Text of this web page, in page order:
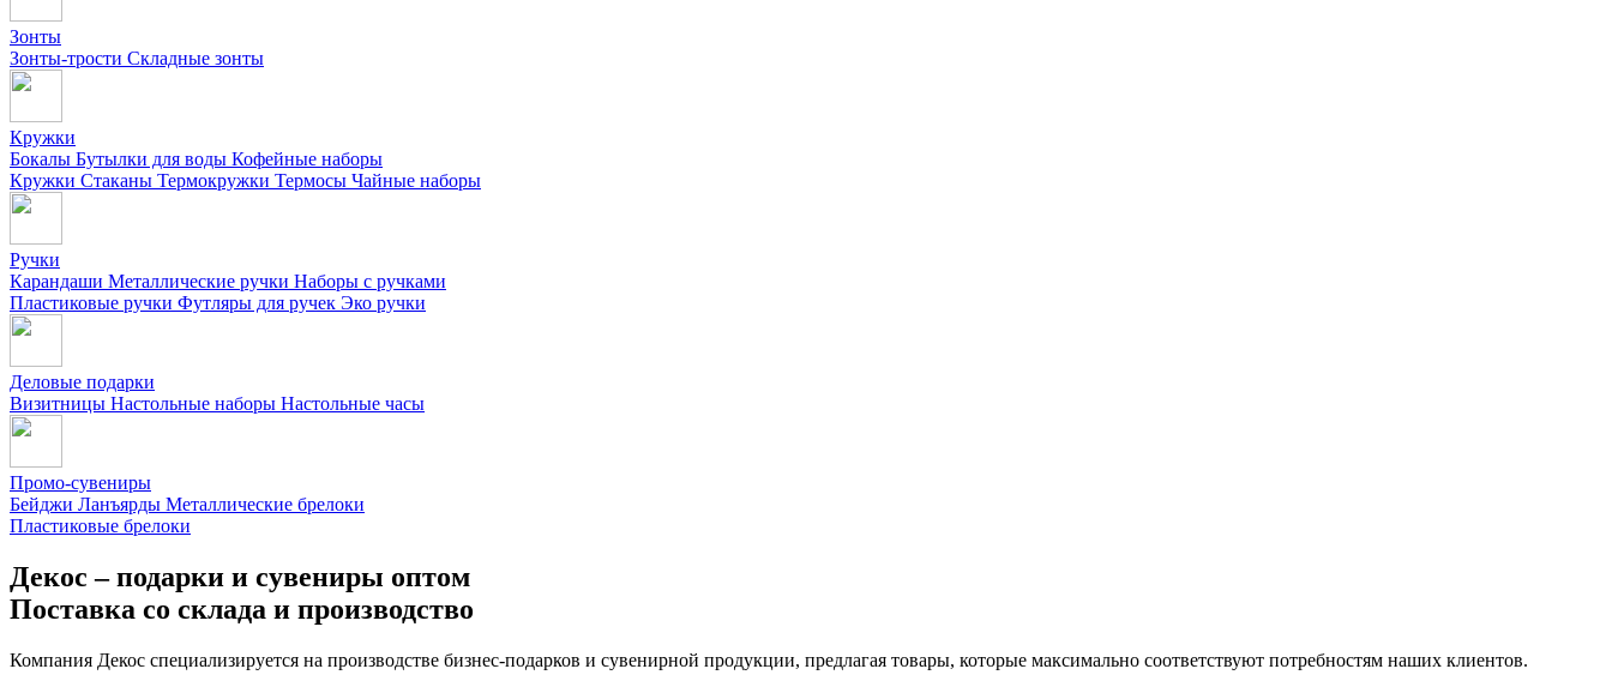
Зонты
Зонты-трости Складные зонты
Кружки
Бокалы Бутылки для воды Кофейные наборы
Кружки Стаканы Термокружки Термосы Чайные наборы
Ручки
Карандаши Металлические ручки Наборы с ручками
Пластиковые ручки Футляры для ручек Эко ручки
Деловые подарки
Визитницы Настольные наборы Настольные часы
Промо-сувениры
Бейджи Ланъярды Металлические брелоки
Пластиковые брелоки
Декос – подарки и сувениры оптом
Поставка со склада и производство
Компания Декос специализируется на производстве бизнес-подарков и сувенирной продукции, предлагая товары, которые максимально соответствуют потребностям наших клиентов.